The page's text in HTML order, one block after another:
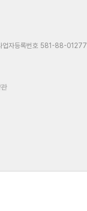
업자등록번호 581-88-01277